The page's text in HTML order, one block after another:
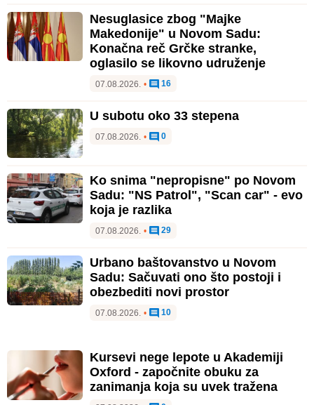
Nesuglasice zbog "Majke
Makedonije" u Novom Sadu:
Konačna reč Grčke stranke,
oglasilo se likovno udruženje
07.08.2026. • 16
U subotu oko 33 stepena
07.08.2026. • 0
Ko snima "nepropisne" po Novom
Sadu: "NS Patrol", "Scan car" - evo
koja je razlika
07.08.2026. • 29
Urbano baštovanstvo u Novom
Sadu: Sačuvati ono što postoji i
obezbediti novi prostor
07.08.2026. • 10
Kursevi nege lepote u Akademiji
Oxford - započnite obuku za
zanimanja koja su uvek tražena